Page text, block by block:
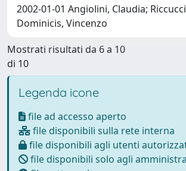
2002-01-01 Angiolini, Claudia;
Dominicis, Vincenzo
Mostrati risultati da 6 a 10
di 10
Legenda icone
file ad accesso aperto
file disponibili sulla rete interna
file disponibili agli utenti
file disponibili solo agli